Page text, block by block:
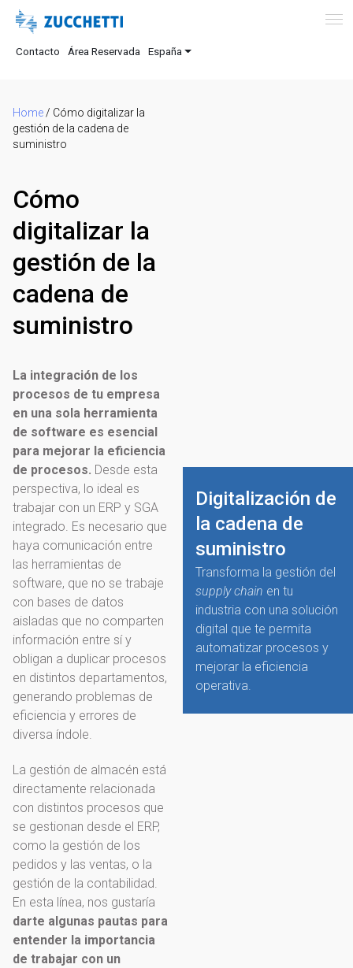
Contacto Área Reservada España
Home / Cómo digitalizar la
gestión de la cadena de
suministro
Cómo
digitalizar la
gestión de la
cadena de
suministro
La integración de los
procesos de tu empresa
en una sola herramienta
de software es esencial
para mejorar la eficiencia
de procesos. Desde esta
perspectiva, lo ideal es
trabajar con un ERP y SGA
integrado. Es necesario que
haya comunicación entre
las herramientas de
software, que no se trabaje
con bases de datos
aisladas que no comparten
información entre sí y
obligan a duplicar procesos
en distintos departamentos,
generando problemas de
eficiencia y errores de
diversa índole.
La gestión de almacén está
directamente relacionada
con distintos procesos que
se gestionan desde el ERP,
como la gestión de los
pedidos y las ventas, o la
gestión de la contabilidad.
En esta línea, nos gustaría
darte algunas pautas para
entender la importancia
de trabajar con un
Digitalización de
la cadena de
suministro
Transforma la gestión del
supply chain en tu
industria con una solución
digital que te permita
automatizar procesos y
mejorar la eficiencia
operativa.